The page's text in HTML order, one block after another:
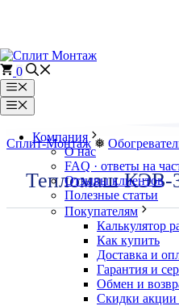
0
Меню
Меню
Компания
О нас
FAQ · ответы на
Отзывы клиентов
Полезные статьи
Покупателям
Калькулятор
Как купить
Доставка и
Гарантия и
Обмен и
Скидки акции
Сплит-Монтаж❅
Тепломаш КЭВ-